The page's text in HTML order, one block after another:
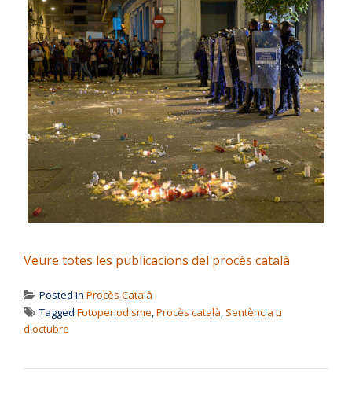
Veure totes les publicacions del procès català
Posted in Procès Català
Tagged Fotoperiodisme,Procès català, Sentència u
d'octubre